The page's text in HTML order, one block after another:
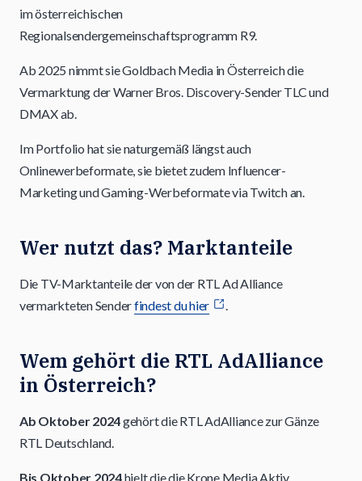
im österreichischen
Regionalsendergemeinschaftsprogramm R9.
Ab 2025 nimmt sie Goldbach Media in Österreich die
Vermarktung der Warner Bros. Discovery-Sender TLC und
DMAX ab.
Im Portfolio hat sie naturgemäß längst auch
Onlinewerbeformate, sie bietet zudem Influencer-
Marketing und Gaming-Werbeformate via Twitch an.
Wer nutzt das? Marktanteile
Die TV-Marktanteile der von der RTL Ad Alliance
vermarkteten Senderfindest du hier .
Wem gehört die RTL AdAlliance
in Österreich?
Ab Oktober 2024gehört die RTL AdAlliance zur Gänze
RTL Deutschland.
Bis Oktober 2024hielt die die Krone Media Aktiv